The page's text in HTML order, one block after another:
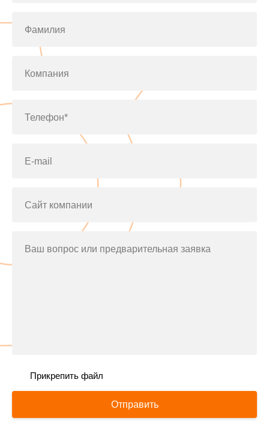
Фамилия
Компания
Телефон*
E-mail
Сайт компании
Ваш вопрос или предварительная заявка
Прикрепить файл
Отправить